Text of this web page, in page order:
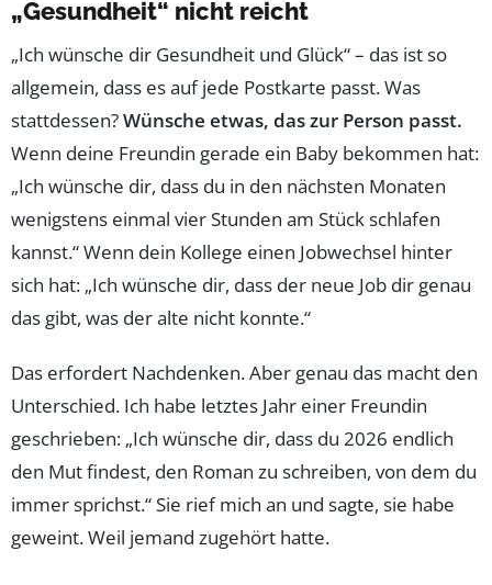
„Gesundheit“ nicht reicht
„Ich wünsche dir Gesundheit und Glück“ – das ist so
allgemein, dass es auf jede Postkarte passt. Was
stattdessen?Wünsche etwas, das zur Person passt.
Wenn deine Freundin gerade ein Baby bekommen hat:
„Ich wünsche dir, dass du in den nächsten Monaten
wenigstens einmal vier Stunden am Stück schlafen
kannst.“ Wenn dein Kollege einen Jobwechsel hinter
sich hat: „Ich wünsche dir, dass der neue Job dir genau
das gibt, was der alte nicht konnte.“
Das erfordert Nachdenken. Aber genau das macht den
Unterschied. Ich habe letztes Jahr einer Freundin
geschrieben: „Ich wünsche dir, dass du 2026 endlich
den Mut findest, den Roman zu schreiben, von dem du
immer sprichst.“ Sie rief mich an und sagte, sie habe
geweint. Weil jemand zugehört hatte.